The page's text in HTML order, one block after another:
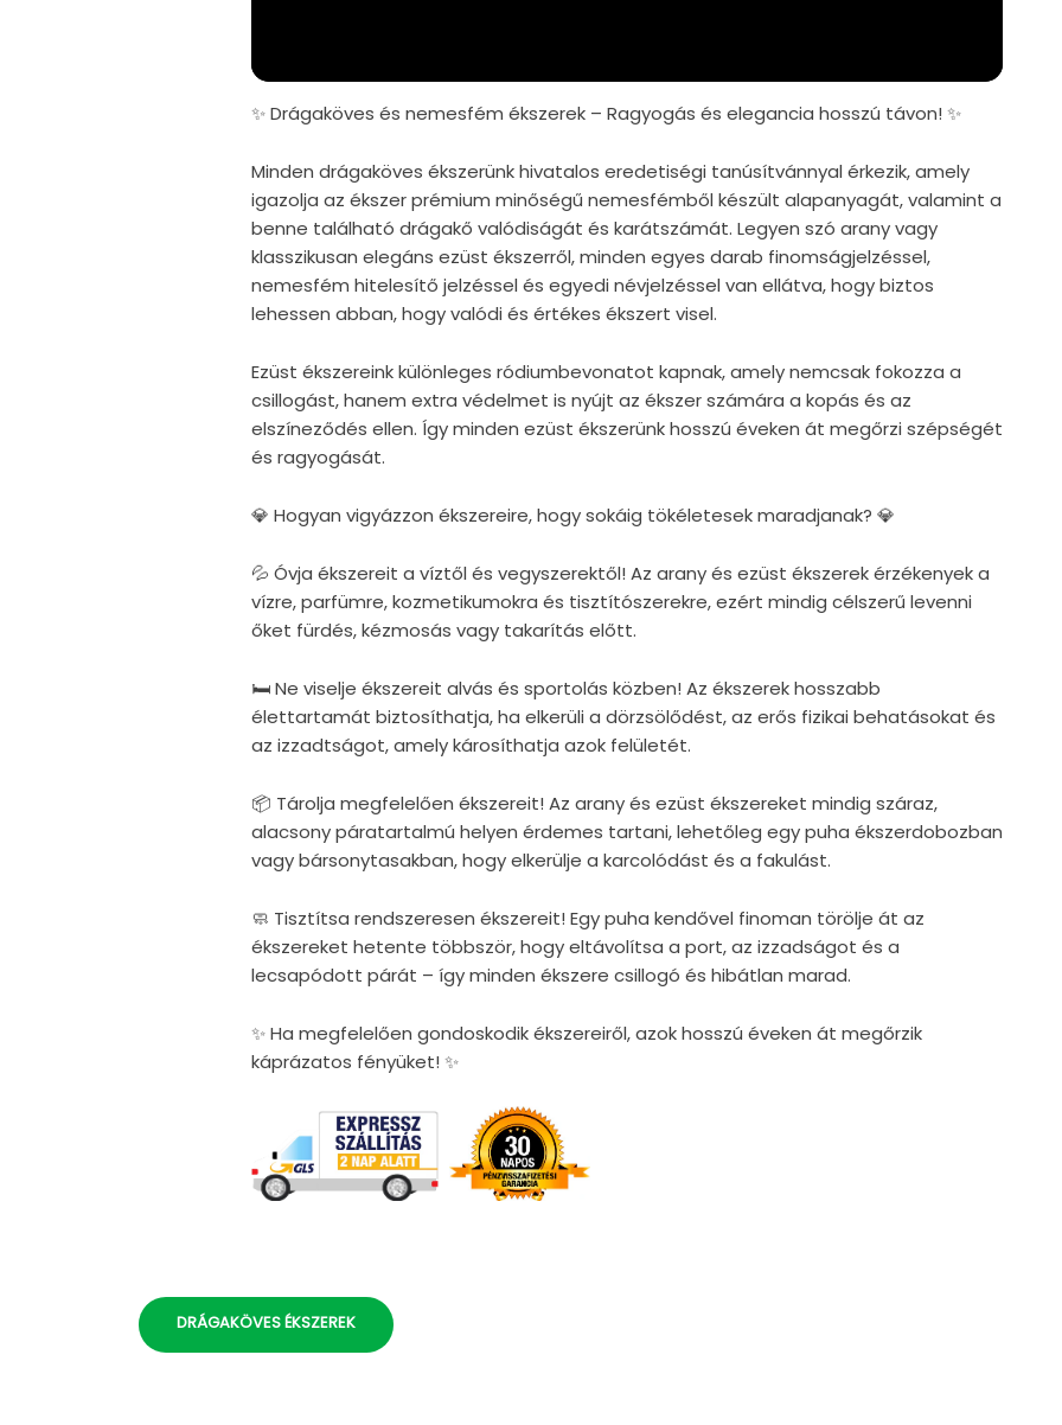
✨ Drágaköves és nemesfém ékszerek – Ragyogás és elegancia hosszú távon! ✨
Minden drágaköves ékszerünk hivatalos eredetiségi tanúsítvánnyal érkezik, amely
igazolja az ékszer prémium minőségű nemesfémből készült alapanyagát, valamint a
benne található drágakő valódiságát és karátszámát. Legyen szó arany vagy
klasszikusan elegáns ezüst ékszerről, minden egyes darab finomságjelzéssel,
nemesfém hitelesítő jelzéssel és egyedi névjelzéssel van ellátva, hogy biztos
lehessen abban, hogy valódi és értékes ékszert visel.
Ezüst ékszereink különleges ródiumbevonatot kapnak, amely nemcsak fokozza a
csillogást, hanem extra védelmet is nyújt az ékszer számára a kopás és az
elszíneződés ellen. Így minden ezüst ékszerünk hosszú éveken át megőrzi szépségét
és ragyogását.
💎 Hogyan vigyázzon ékszereire, hogy sokáig tökéletesek maradjanak? 💎
💦 Óvja ékszereit a víztől és vegyszerektől! Az arany és ezüst ékszerek érzékenyek a
vízre, parfümre, kozmetikumokra és tisztítószerekre, ezért mindig célszerű levenni
őket fürdés, kézmosás vagy takarítás előtt.
🛏 Ne viselje ékszereit alvás és sportolás közben! Az ékszerek hosszabb
élettartamát biztosíthatja, ha elkerüli a dörzsölődést, az erős fizikai behatásokat és
az izzadtságot, amely károsíthatja azok felületét.
📦 Tárolja megfelelően ékszereit! Az arany és ezüst ékszereket mindig száraz,
alacsony páratartalmú helyen érdemes tartani, lehetőleg egy puha ékszerdobozban
vagy bársonytasakban, hogy elkerülje a karcolódást és a fakulást.
🧼 Tisztítsa rendszeresen ékszereit! Egy puha kendővel finoman törölje át az
ékszereket hetente többször, hogy eltávolítsa a port, az izzadságot és a
lecsapódott párát – így minden ékszere csillogó és hibátlan marad.
✨ Ha megfelelően gondoskodik ékszereiről, azok hosszú éveken át megőrzik
káprázatos fényüket! ✨
DRÁGAKÖVES ÉKSZEREK